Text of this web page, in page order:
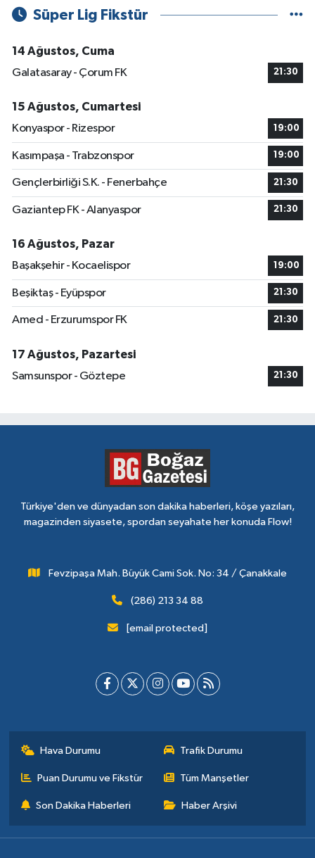
Süper Lig Fikstür
14 Ağustos, Cuma
Galatasaray - Çorum FK
21:30
15 Ağustos, Cumartesi
Konyaspor - Rizespor
19:00
Kasımpaşa - Trabzonspor 19:00
Gençlerbirliği S.K. - Fenerbahçe 21:30
Gaziantep FK - Alanyaspor 21:30
16 Ağustos, Pazar
Başakşehir - Kocaelispor
19:00
Beşiktaş - Eyüpspor 21:30
Amed - Erzurumspor FK 21:30
17 Ağustos, Pazartesi
Samsunspor - Göztepe
21:30
Türkiye'den ve dünyadan son dakika haberleri, köşe yazıları,
magazinden siyasete, spordan seyahate her konuda Flow!
Fevzipaşa Mah. Büyük Cami Sok. No: 34 / Çanakkale
(286) 213 34 88
[email protected]
Hava Durumu Trafik Durumu
Puan Durumu ve Fikstür Tüm Manşetler
Son Dakika Haberleri Haber Arşivi